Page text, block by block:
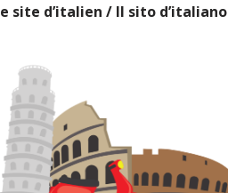
site d’italien / Il sito d’italiano